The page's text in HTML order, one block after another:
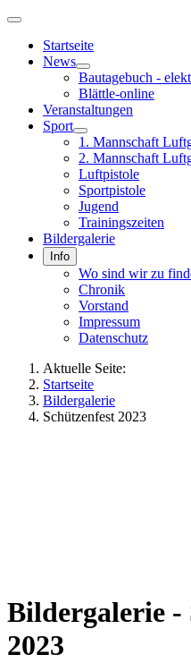
Startseite
News
Bautagebuch -
Blättle-online
Veranstaltungen
Sport
1. Mannschaft
2. Mannschaft
Luftpistole
Sportpistole
Jugend
Trainingszeiten
Bildergalerie
Info
Wo sind wir zu
Chronik
Vorstand
Impressum
Datenschutz
Aktuelle Seite:
Startseite
Bildergalerie
Schützenfest 2023
Bildergalerie -
2023